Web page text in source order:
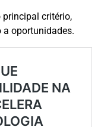
principal critério,
oportunidades.